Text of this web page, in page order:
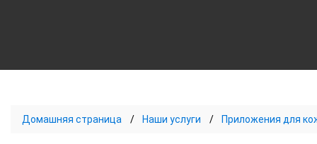
Домашняя страница Наши услуги Приложения для